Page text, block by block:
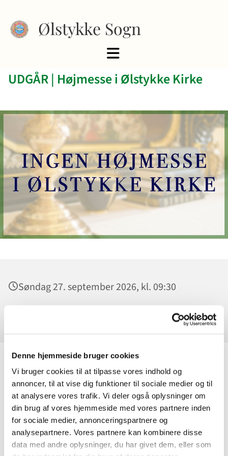
Denne hjemmeside bruger cookies
Vi bruger cookies til at tilpasse vores indhold og
annoncer, til at vise dig funktioner til sociale medier og til
at analysere vores trafik. Vi deler også oplysninger om
din brug af vores hjemmeside med vores partnere inden
for sociale medier, annonceringspartnere og
analysepartnere. Vores partnere kan kombinere disse
data med andre oplysninger, du har givet dem, eller som
Ølstykke Sogn
UDGÅR | Højmesse i Ølstykke Kirke
Søndag 27. september 2026, kl. 09:30
Ølstykke Kirke, Kirkepladsen 2, 3650 Ølstykke
Højmessen i Ølstykke Kirke udgår denne
søndag.
Der er nemlig Musikgudstjeneste i Udlejre
Kirke kl 15.00